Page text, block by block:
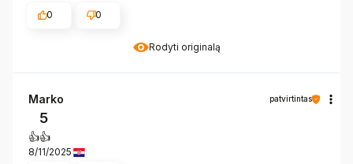
Rodyti originalą
0
0
Marko patvirtintas
5
👍️👍️
8/11/2025